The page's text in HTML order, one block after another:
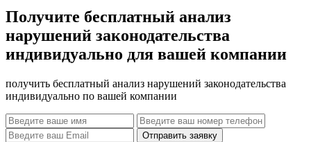
Получите бесплатный анализ
нарушений законодательства
индивидуально для вашей компании
получить бесплатный анализ нарушений законодательства
индивидуально по вашей компании
Отправить заявку